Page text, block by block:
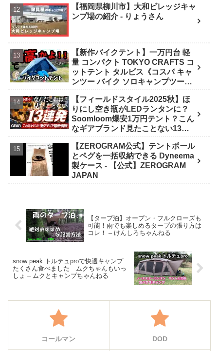
【福岡県柳川市】大和ビレッジキャ
ンプ場の紹介 - りょうさん
【新作バイクテント】一万円台 軽
量 コンパクト TOKYO CRAFTS コ
ットテント タルビス《コスパ キャ
ンツー バイク ソロキャンプツーリ
リー 選び方》 - ｺﾝﾊﾟｸﾄｷﾞｱ紹介★バ
イク野営部
【フィールドスタイル2025秋】ほ
りにし空き瓶がLEDランタンに？
Soomloom爆安1万円テント？こん
なギアブランド見たことない13連
Outdoor News24
【ZEROGRAM公式】テントポール
とペグを一括収納できる Dyneema
製ケース - 【公式】ZEROGRAM
JAPAN
【タープ泊】オープン・フルクローズも
可能！雨でも楽しめるタープの張り方は
コレ！ – けんしろちゃんねる
snow peak トルテュproで快適キャンプ
たくさん食べました ムクちゃんもいっ
しょ – ムクとキャンプちゃんねる
コールマン DOD